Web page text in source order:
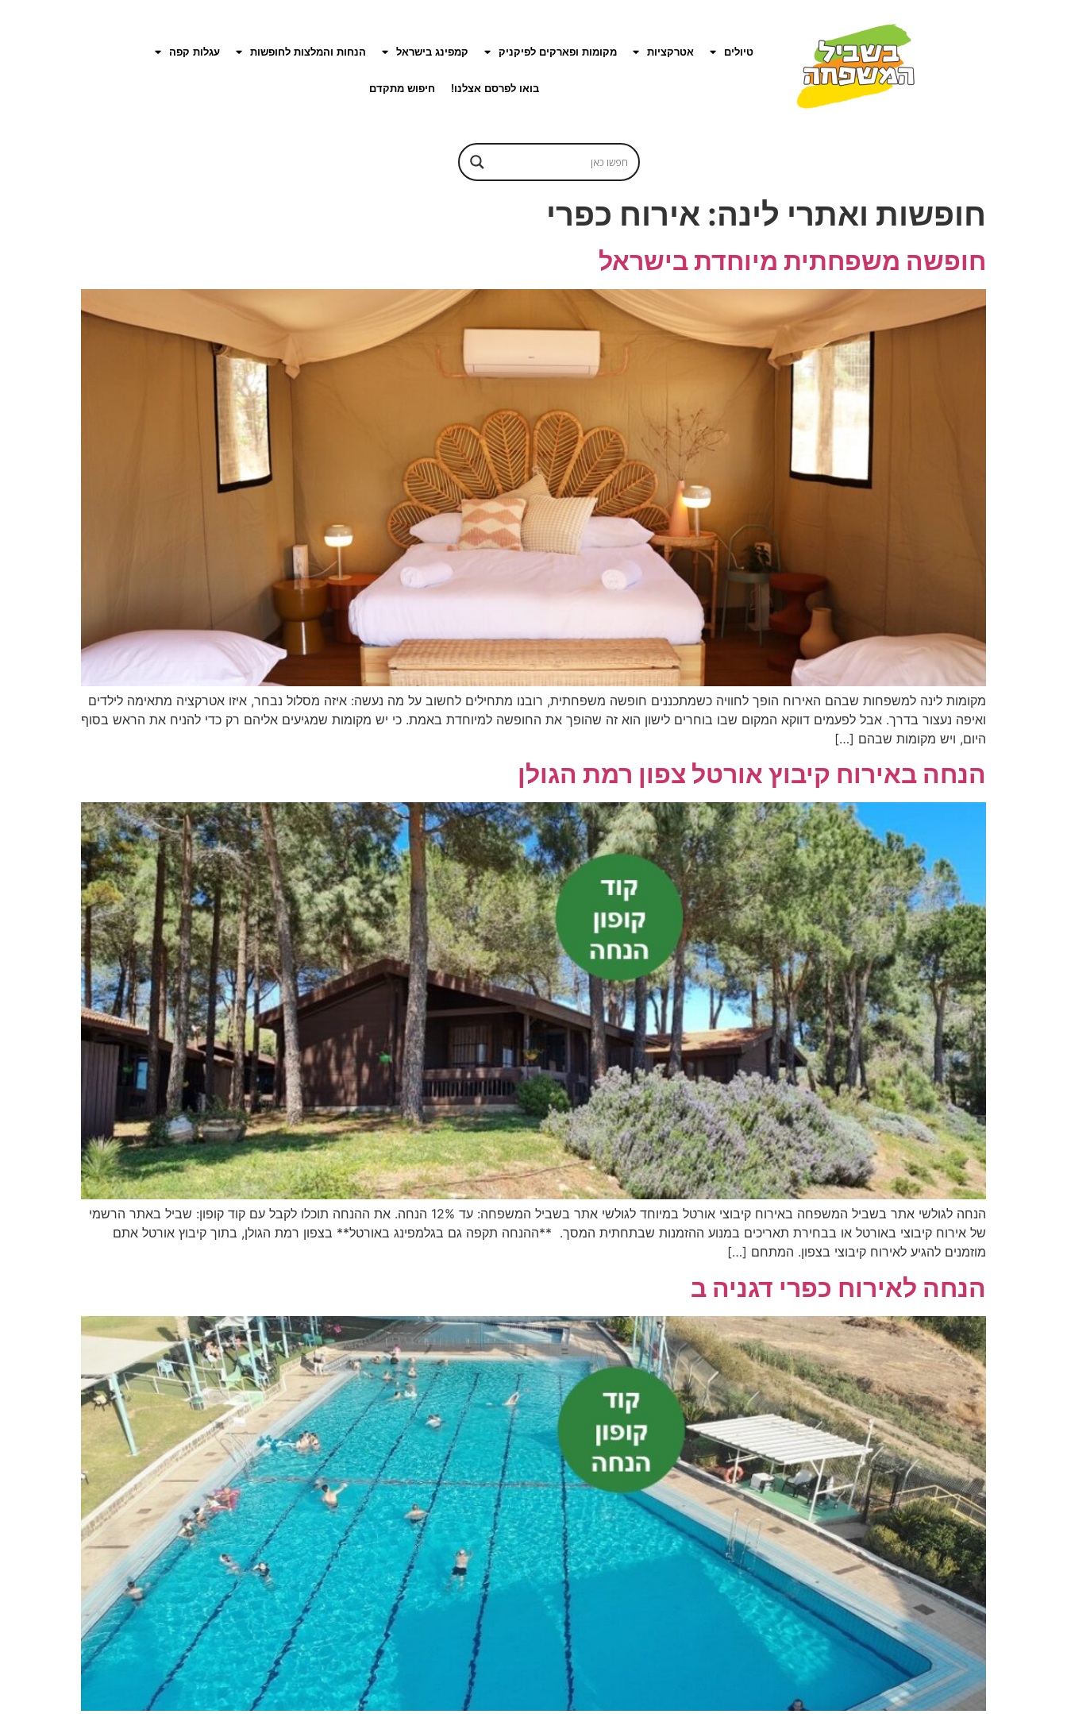
טיולים אטרקציות מקומות ופארקים לפיקניק קמפינג בישראל הנחות והמלצות לחופשות עגלות קפה
בואו לפרסם אצלנו! חיפוש מתקדם
חופשות ואתרי לינה: אירוח כפרי
חופשה משפחתית מיוחדת בישראל
מקומות לינה למשפחות שבהם האירוח הופך לחוויה כשמתכננים חופשה משפחתית, רובנו מתחילים לחשוב על מה נעשה: איזה מסלול נבחר, איזו אטרקציה מתאימה לילדים
ואיפה נעצור בדרך. אבל לפעמים דווקא המקום שבו בוחרים לישון הוא זה שהופך את החופשה למיוחדת באמת. כי יש מקומות שמגיעים אליהם רק כדי להניח את הראש בסוף
היום, ויש מקומות שבהם […]
הנחה באירוח קיבוץ אורטל צפון רמת הגולן
הנחה לגולשי אתר בשביל המשפחה באירוח קיבוצי אורטל במיוחד לגולשי אתר בשביל המשפחה: עד 12% הנחה. את ההנחה תוכלו לקבל עם קוד קופון: שביל באתר הרשמי
של אירוח קיבוצי באורטל או בבחירת תאריכים במנוע ההזמנות שבתחתית המסך. **ההנחה תקפה גם בגלמפינג באורטל** בצפון רמת הגולן, בתוך קיבוץ אורטל אתם
מוזמנים להגיע לאירוח קיבוצי בצפון. המתחם […]
הנחה לאירוח כפרי דגניה ב